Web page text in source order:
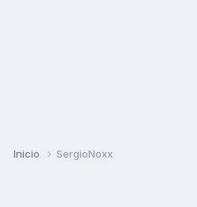
Inicio SergioNoxx